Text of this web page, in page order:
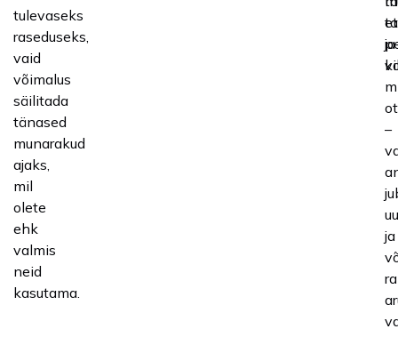
tulevaseks
raseduseks,
vaid
võimalus
säilitada
tänased
munarakud
ajaks,
mil
olete
ehk
valmis
neid
kasutama.
ja
et
–
ja